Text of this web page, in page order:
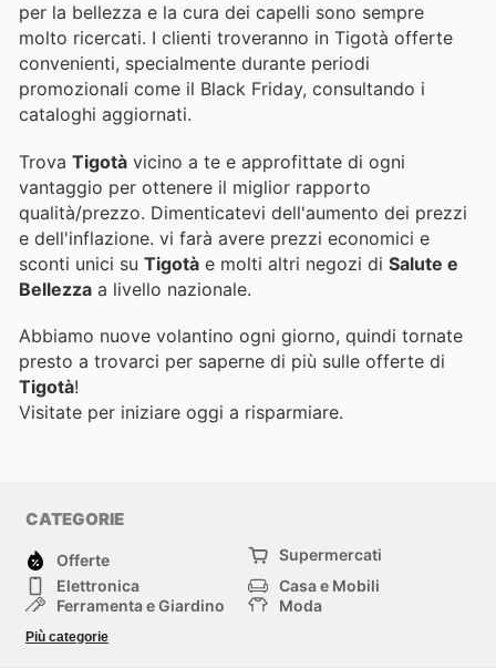
per la bellezza e la cura dei capelli sono sempre
molto ricercati. I clienti troveranno in Tigotà offerte
convenienti, specialmente durante periodi
promozionali come il Black Friday, consultando i
cataloghi aggiornati.
Trova Tigotà vicino a te e approfittate di ogni
vantaggio per ottenere il miglior rapporto
qualità/prezzo. Dimenticatevi dell'aumento dei prezzi
e dell'inflazione. vi farà avere prezzi economici e
sconti unici su Tigotà e molti altri negozi di Salute e
Bellezza a livello nazionale.
Abbiamo nuove volantino ogni giorno, quindi tornate
presto a trovarci per saperne di più sulle offerte di
Tigotà!
Visitate per iniziare oggi a risparmiare.
CATEGORIE
Offerte
Supermercati
Elettronica
Casa e Mobili
Ferramenta e Giardino
Moda
Bambini e Neonati
Più categorie